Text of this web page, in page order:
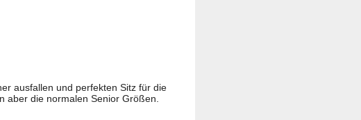
ausfallen und perfekten Sitz für die
aber die normalen Senior Größen.